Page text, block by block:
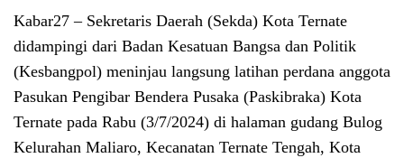
Kabar27 – Sekretaris Daerah (Sekda) Kota Ternate
didampingi dari Badan Kesatuan Bangsa dan Politik
(Kesbangpol) meninjau langsung latihan perdana anggota
Pasukan Pengibar Bendera Pusaka (Paskibraka) Kota
Ternate pada Rabu (3/7/2024) di halaman gudang Bulog
Kelurahan Maliaro, Kecanatan Ternate Tengah, Kota